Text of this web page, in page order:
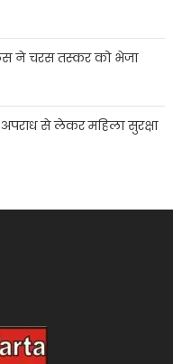
ने चरस तस्कर को भेजा
से लेकर महिला सुरक्षा